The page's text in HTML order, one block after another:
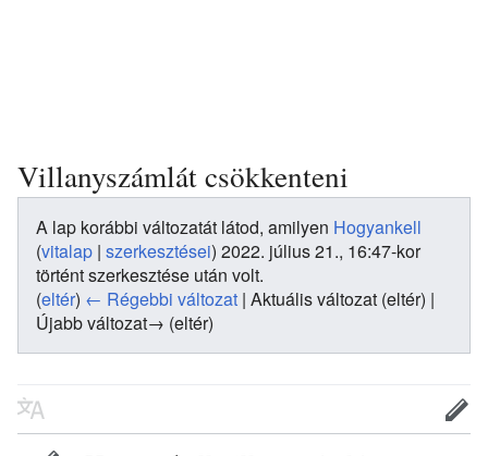
Villanyszámlát csökkenteni
A lap korábbi változatát látod, amilyen Hogyankell
(vitalap | szerkesztései) 2022. július 21., 16:47-kor
történt szerkesztése után volt.
(eltér) ← Régebbi változat | Aktuális változat (eltér) |
Újabb változat→ (eltér)